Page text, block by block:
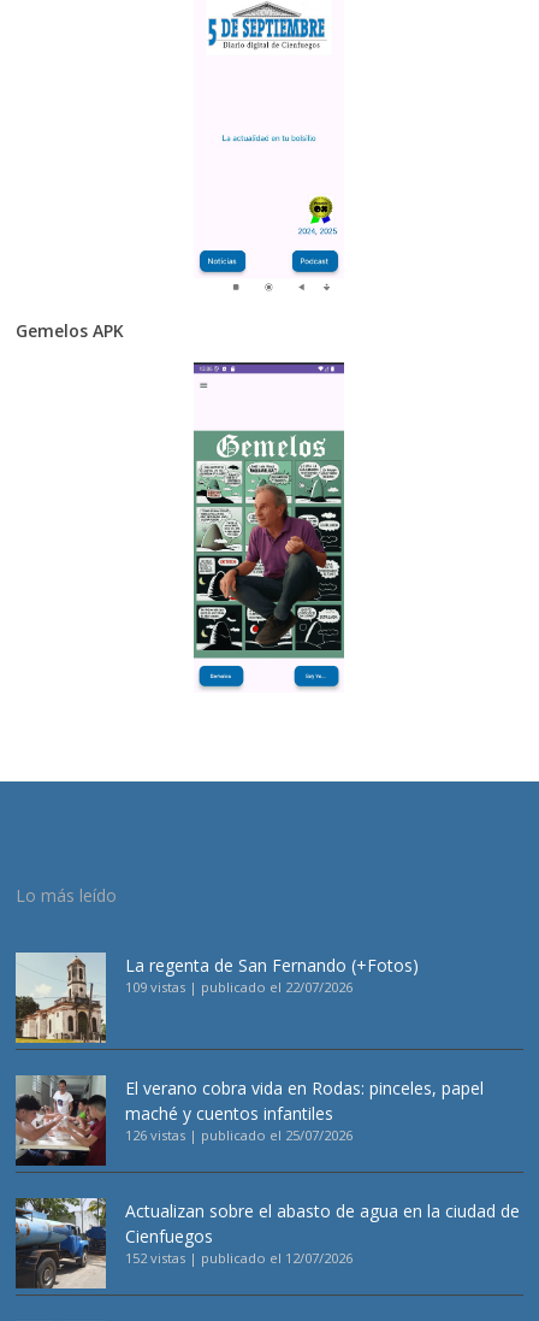
Gemelos APK
Lo más leído
La regenta de San Fernando (+Fotos)
109 vistas | publicado el 22/07/2026
El verano cobra vida en Rodas: pinceles, papel
maché y cuentos infantiles
126 vistas | publicado el 25/07/2026
Actualizan sobre el abasto de agua en la ciudad de
Cienfuegos
152 vistas | publicado el 12/07/2026